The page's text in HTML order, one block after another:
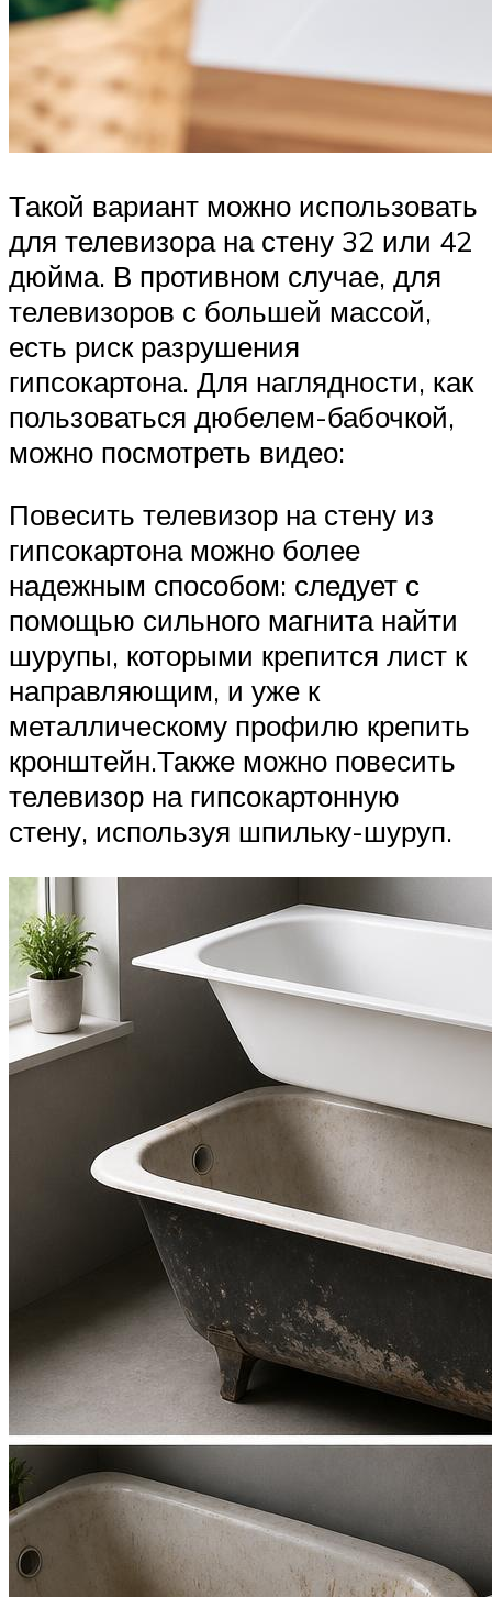
Такой вариант можно использовать
для телевизора на стену 32 или 42
дюйма. В противном случае, для
телевизоров с большей массой,
есть риск разрушения
гипсокартона. Для наглядности, как
пользоваться дюбелем-бабочкой,
можно посмотреть видео:
Повесить телевизор на стену из
гипсокартона можно более
надежным способом: следует с
помощью сильного магнита найти
шурупы, которыми крепится лист к
направляющим, и уже к
металлическому профилю крепить
кронштейн.Также можно повесить
телевизор на гипсокартонную
стену, используя шпильку-шуруп.